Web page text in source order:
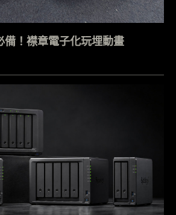
備！襟章電子化玩埋動畫